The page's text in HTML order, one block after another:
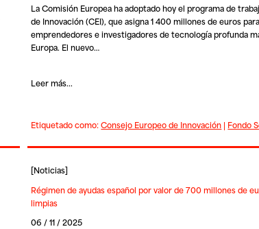
La Comisión Europea ha adoptado hoy el programa de
de Innovación(CEI), que asigna 1 400 millones de euros
emprendedores e investigadores de tecnología profunda
Europa. El nuevo…
Leer más...
Etiquetado como:Consejo Europeo de Innovación | Fondo
[Noticias]
Régimen de ayudas español por valor de 700 millones de
limpias
06 / 11 / 2025